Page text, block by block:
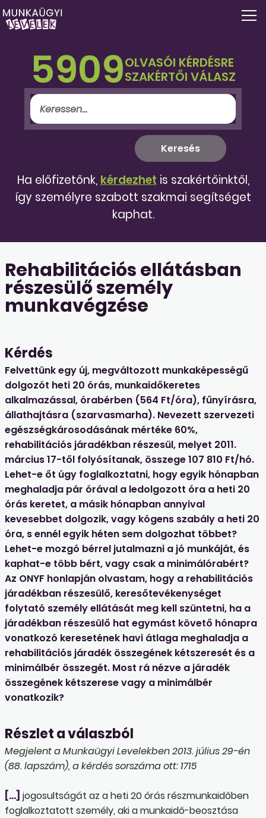
5909OLVASÓI KÉRDÉSRE
SZAKÉRTŐI VÁLASZ
Ha előfizetőnk, kérdezhet is szakértőinktől,
így személyre szabott szakmai segítséget
kaphat.
Rehabilitációs ellátásban
részesülő személy
munkavégzése
Kérdés
Felvettünk egy új, megváltozott munkaképességű
dolgozót heti 20 órás, munkaidőkeretes
alkalmazással, órabérben (564 Ft/óra), fűnyírásra,
állathajtásra (szarvasmarha). Nevezett szervezeti
egészségkárosodásának mértéke 60%,
rehabilitációs járadékban részesül, melyet 2011.
március 17-től folyósítanak, összege 107 810 Ft/hó.
Lehet-e őt úgy foglalkoztatni, hogy egyik hónapban
meghaladja pár órával a ledolgozott óra a heti 20
órás keretet, a másik hónapban annyival
kevesebbet dolgozik, vagy kógens szabály a heti 20
óra, s ennél egyik héten sem dolgozhat többet?
Lehet-e mozgó bérrel jutalmazni a jó munkáját, és
kaphat-e több bért, vagy csak a minimálórabért?
Az ONYF honlapján olvastam, hogy a rehabilitációs
járadékban részesülő, keresőtevékenységet
folytató személy ellátását meg kell szüntetni, ha a
járadékban részesülő hat egymást követő hónapra
vonatkozó keresetének havi átlaga meghaladja a
rehabilitációs járadék összegének kétszeresét és a
minimálbér összegét. Most rá nézve a járadék
összegének kétszerese vagy a minimálbér
vonatkozik?
Részlet a válaszból
Megjelent a Munkaügyi Levelekben 2013. július 29-én
(88. lapszám), a kérdés sorszáma ott: 1715
[…] jogosultságát az a heti 20 órás részmunkaidőben
foglalkoztatott személy, aki a munkaidő-beosztása